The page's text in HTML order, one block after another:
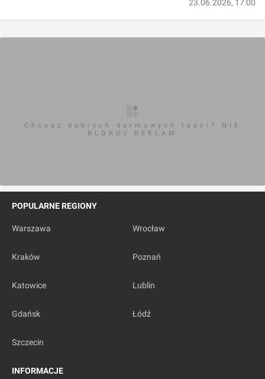
23.06.2026, 17:00
Chcesz dobrych darmowych teści? NIE
BLOKUJ REKLAM
POPULARNE REGIONY
Warszawa Wrocław
Kraków Poznań
Katowice Lublin
Gdańsk Łódź
Szczecin
INFORMACJE